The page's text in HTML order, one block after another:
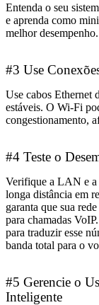
Entenda o seu
e aprenda como
melhor desempenho.
#3 Use
Use cabos Ethernet
estáveis. O Wi-Fi
congestionamento,
#4 Teste o
Verifique a LAN e a
longa distância em
garanta que sua
para chamadas
para traduzir esse
banda total para o
#5 Gerencie o
Inteligente